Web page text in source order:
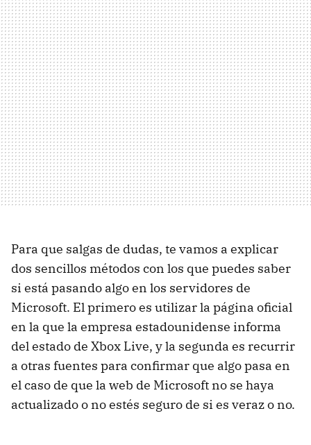
Para que salgas de dudas, te vamos a explicar
dos sencillos métodos con los que puedes saber
si está pasando algo en los servidores de
Microsoft. El primero es utilizar la página oficial
en la que la empresa estadounidense informa
del estado de Xbox Live, y la segunda es recurrir
a otras fuentes para confirmar que algo pasa en
el caso de que la web de Microsoft no se haya
actualizado o no estés seguro de si es veraz o no.